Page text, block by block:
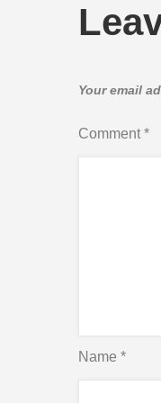
Your email
Comment *
Name *